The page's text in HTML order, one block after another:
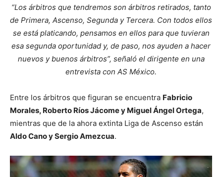
“Los árbitros que tendremos son árbitros retirados, tanto
de Primera, Ascenso, Segunda y Tercera. Con todos ellos
se está platicando, pensamos en ellos para que tuvieran
esa segunda oportunidad y, de paso, nos ayuden a hacer
nuevos y buenos árbitros”, señaló el dirigente en una
entrevista con AS México.
Entre los árbitros que figuran se encuentra Fabricio
Morales, Roberto Ríos Jácome y Miguel Ángel Ortega,
mientras que de la ahora extinta Liga de Ascenso están
Aldo Cano y Sergio Amezcua.